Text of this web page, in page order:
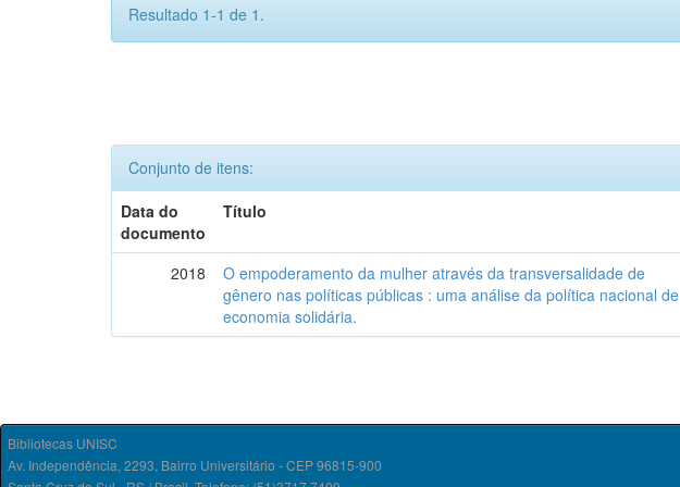
Resultado 1-1 de 1.
Conjunto de itens:
Data do
documento
Título
2018
O empoderamento da mulher através da transversalidade de
gênero nas políticas públicas : uma análise da política nacional de
economia solidária.
Bibliotecas UNISC
Av. Independência, 2293, Bairro Universitário - CEP 96815-900